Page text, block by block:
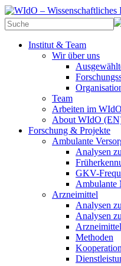
Institut & Team
Wir über uns
Team
Arbeiten im WIdO
About WIdO
Forschung & Projekte
Ambulante
Analysen
GKV-
Ambulante
Arzneimittel
Analysen
Analysen
Methoden